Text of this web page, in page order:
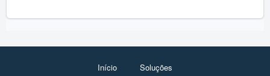
Início Soluções